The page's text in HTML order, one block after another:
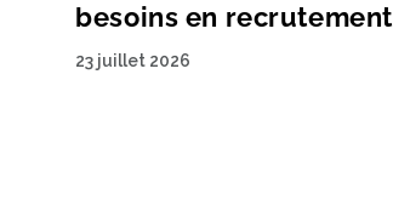
besoins en recrutement
23 juillet 2026